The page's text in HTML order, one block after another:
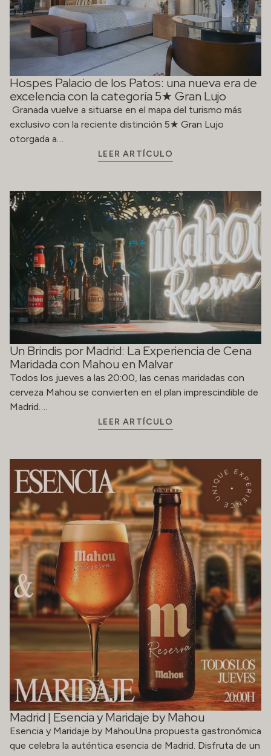
Hospes Palacio de los Patos: una nueva era de
excelencia con la categoría 5★ Gran Lujo
Granada vuelve a situarse en el mapa del turismo más
exclusivo con la reciente distinción 5★ Gran Lujo
otorgada a…
LEER ARTÍCULO
Un Brindis por Madrid: La Experiencia de Cena
Maridada con Mahou en Malvar
Todos los jueves a las 20:00, las cenas maridadas con
cerveza Mahou se convierten en el plan imprescindible de
Madrid….
LEER ARTÍCULO
Madrid | Esencia y Maridaje by Mahou
Esencia y Maridaje by MahouUna propuesta gastronómica
que celebra la auténtica esencia de Madrid. Disfruta de un